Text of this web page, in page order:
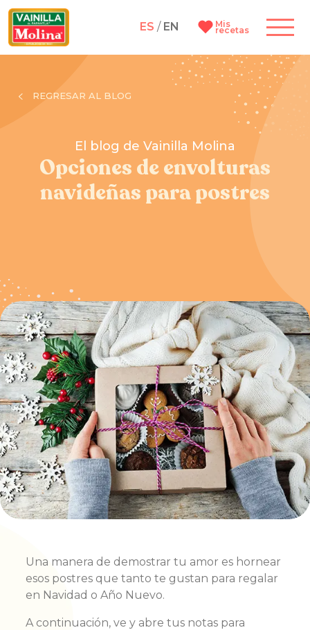
ES / EN Mis
recetas
REGRESAR AL BLOG
El blog de Vainilla Molina
Opciones de envolturas
navideñas para postres
Una manera de demostrar tu amor es hornear
esos postres que tanto te gustan para regalar
en Navidad o Año Nuevo.
A continuación, ve y abre tus notas para